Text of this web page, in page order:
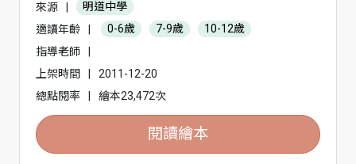
來源 |
明道中學
適讀年齡
| 0-6歲 7-9歲
10-12歲
指導老師
|
上架時間
|
2011-12-20
總點閱率
| 繪本23,472次
閱讀繪本